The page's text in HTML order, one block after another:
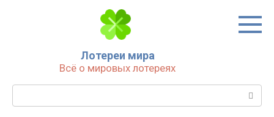
Лотереи мира
Всё о мировых лотереях
Поиск: